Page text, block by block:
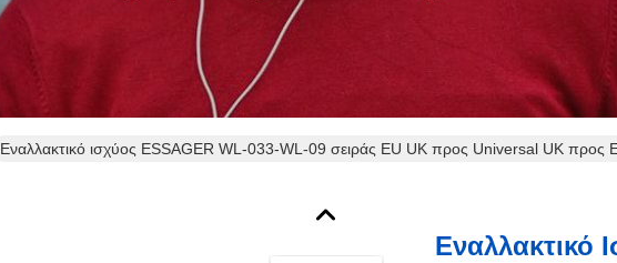
Εναλλακτικό ισχύος ESSAGER WL-033-WL-09 σειράς EU UK προς Universal UK προς
Εναλλακτικό